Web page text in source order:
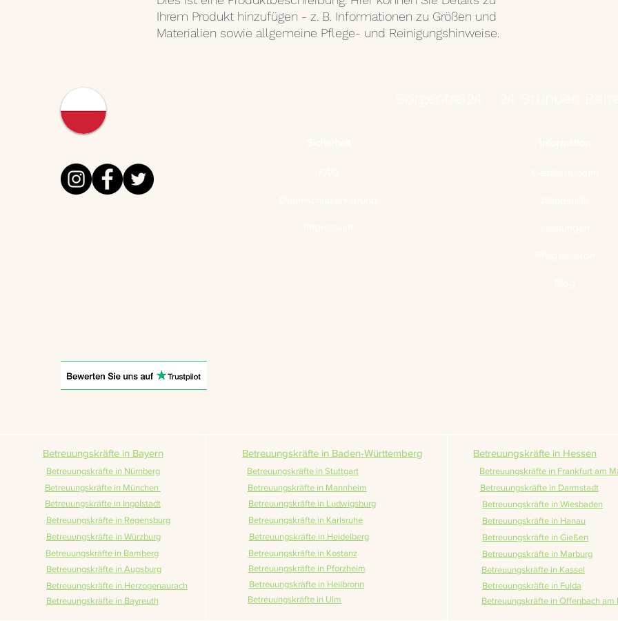
Ihrem Produkt hinzufügen - z. B. Informationen zu Größen und
Materialien sowie allgemeine Pflege- und Reinigungshinweise.
Betreuungskräfte in Bayern
Betreuungskräfte in Nürnberg
Betreuungskräfte in München
Betreuungskräfte in Ingolstadt
Betreuungskräfte in Baden-Württemberg
Betreuungskräfte in Stuttgart
Betreuungskräfte in Mannheim
Betreuungskräfte in Ludwigsburg
Betreuungskräfte in Hessen
Betreuungskräfte in Frankfurt am
Betreuungskräfte in Darmstadt
Betreuungskräfte in Bayreuth
Betreuungskräfte in Regensburg
Betreuungskräfte in Würzburg
Betreuungskräfte in Bamberg
Betreuungskräfte in Augsburg
Betreuungskräfte in Herzogenaurach
Betreuungskräfte in Karlsruhe
Betreuungskräfte in Heidelberg
Betreuungskräfte in Kostanz
Betreuungskräfte in Pforzheim
Betreuungskräfte in Heilbronn
Betreuungskräfte in Ulm
Betreuungskräfte in Wiesbaden
Betreuungskräfte in Hanau
Betreuungskräfte in Gießen
Betreuungskräfte in Marburg
Betreuungskräfte in Kassel
Betreuungskräfte in Fulda
Betreuungskräfte in Offenbach am